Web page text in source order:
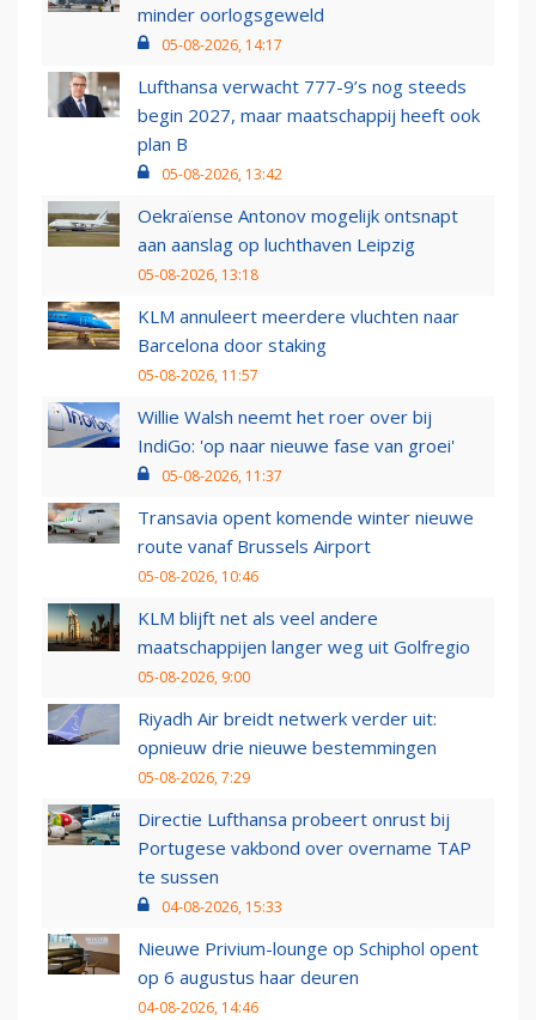
minder oorlogsgeweld
05-08-2026, 14:17
Lufthansa verwacht 777-9’s nog steeds
begin 2027, maar maatschappij heeft ook
plan B
05-08-2026, 13:42
Oekraïense Antonov mogelijk ontsnapt
aan aanslag op luchthaven Leipzig
05-08-2026, 13:18
KLM annuleert meerdere vluchten naar
Barcelona door staking
05-08-2026, 11:57
Willie Walsh neemt het roer over bij
IndiGo: 'op naar nieuwe fase van groei'
05-08-2026, 11:37
Transavia opent komende winter nieuwe
route vanaf Brussels Airport
05-08-2026, 10:46
KLM blijft net als veel andere
maatschappijen langer weg uit Golfregio
05-08-2026, 9:00
Riyadh Air breidt netwerk verder uit:
opnieuw drie nieuwe bestemmingen
05-08-2026, 7:29
Directie Lufthansa probeert onrust bij
Portugese vakbond over overname TAP
te sussen
04-08-2026, 15:33
Nieuwe Privium-lounge op Schiphol opent
op 6 augustus haar deuren
04-08-2026, 14:46